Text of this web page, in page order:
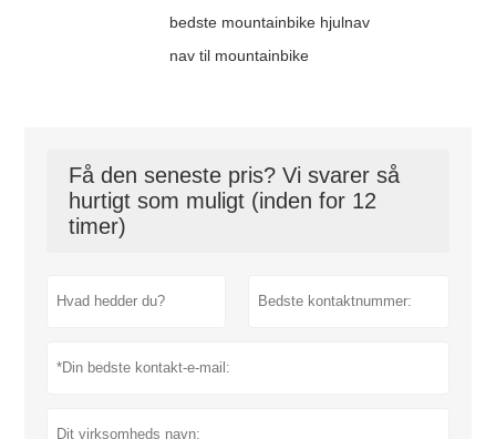
bedste mountainbike hjulnav
nav til mountainbike
Få den seneste pris? Vi svarer så
hurtigt som muligt (inden for 12
timer)